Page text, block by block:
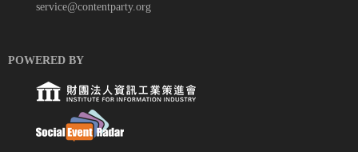
service@contentparty.org
POWERED BY